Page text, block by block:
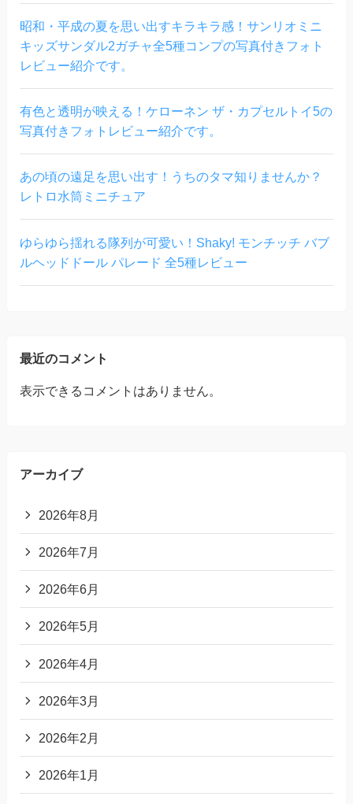
昭和・平成の夏を思い出すキラキラ感！サンリオミニ
キッズサンダル2ガチャ全5種コンプの写真付きフォト
レビュー紹介です。
有色と透明が映える！ケローネン ザ・カプセルトイ5の
写真付きフォトレビュー紹介です。
あの頃の遠足を思い出す！うちのタマ知りませんか？
レトロ水筒ミニチュア
ゆらゆら揺れる隊列が可愛い！Shaky! モンチッチ バブ
ルヘッドドール パレード 全5種レビュー
最近のコメント
表示できるコメントはありません。
アーカイブ
2026年8月
2026年7月
2026年6月
2026年5月
2026年4月
2026年3月
2026年2月
2026年1月